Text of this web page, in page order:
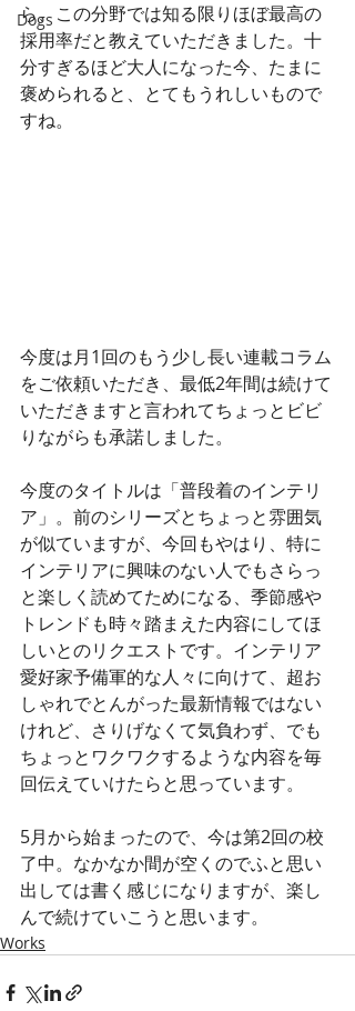
Dogs
ら、この分野では知る限りほぼ最高の
採用率だと教えていただきました。十
分すぎるほど大人になった今、たまに
褒められると、とてもうれしいもので
すね。
今度は月1回のもう少し長い連載コラム
をご依頼いただき、最低2年間は続けて
いただきますと言われてちょっとビビ
りながらも承諾しました。
今度のタイトルは「普段着のインテリ
ア」。前のシリーズとちょっと雰囲気
が似ていますが、今回もやはり、特に
インテリアに興味のない人でもさらっ
と楽しく読めてためになる、季節感や
トレンドも時々踏まえた内容にしてほ
しいとのリクエストです。インテリア
愛好家予備軍的な人々に向けて、超お
しゃれでとんがった最新情報ではない
けれど、さりげなくて気負わず、でも
ちょっとワクワクするような内容を毎
回伝えていけたらと思っています。
5月から始まったので、今は第2回の校
了中。なかなか間が空くのでふと思い
出しては書く感じになりますが、楽し
んで続けていこうと思います。
Works